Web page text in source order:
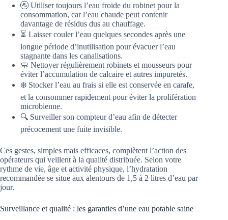
🚰 Utiliser toujours l’eau froide du robinet pour la
consommation, car l’eau chaude peut contenir
davantage de résidus dus au chauffage.
⏳ Laisser couler l’eau quelques secondes après une
longue période d’inutilisation pour évacuer l’eau
stagnante dans les canalisations.
🧼 Nettoyer régulièrement robinets et mousseurs pour
éviter l’accumulation de calcaire et autres impuretés.
❄️ Stocker l’eau au frais si elle est conservée en carafe,
et la consommer rapidement pour éviter la prolifération
microbienne.
🔍 Surveiller son compteur d’eau afin de détecter
précocement une fuite invisible.
Ces gestes, simples mais efficaces, complètent l’action des
opérateurs qui veillent à la qualité distribuée. Selon votre
rythme de vie, âge et activité physique, l’hydratation
recommandée se situe aux alentours de 1,5 à 2 litres d’eau par
jour.
Surveillance et qualité : les garanties d’une eau potable saine